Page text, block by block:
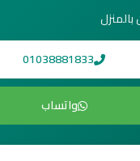
01038881833
واتساب